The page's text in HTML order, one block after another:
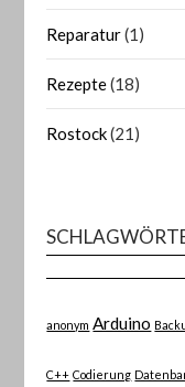
Reparatur(1)
Rezepte(18)
Rostock(21)
anonym Arduino
C++ Codierung